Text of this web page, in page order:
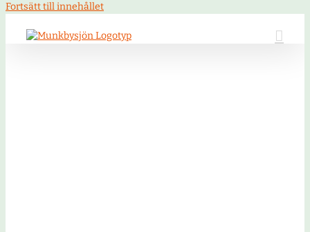
Fortsätt till innehållet